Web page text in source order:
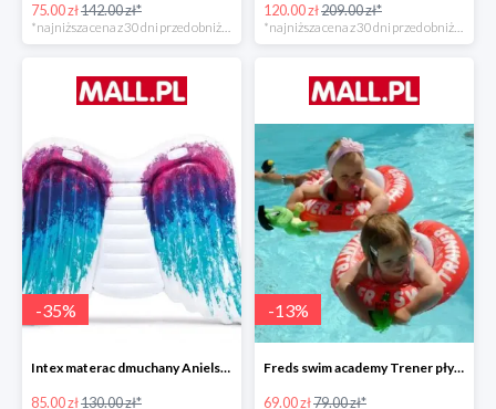
75.00 zł142.00 zł*
*najniższa cena z 30 dni przed obniżką
120.00 zł209.00 zł*
*najniższa cena z 30 dni przed obniżką
-35%
Intex materac dmuchany Anielskie skrzydła -34%
85.00 zł130.00 zł*
-13%
Freds swim academy Trener pływania
69.00 zł79.00 zł*